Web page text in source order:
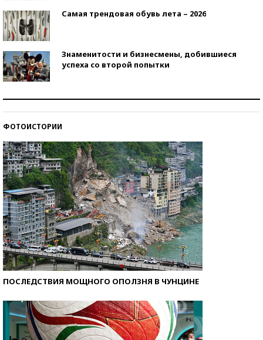
Самая трендовая обувь лета – 2026
Знаменитости и бизнесмены, добившиеся
успеха со второй попытки
ФОТОИСТОРИИ
ПОСЛЕДСТВИЯ МОЩНОГО ОПОЛЗНЯ В ЧУНЦИНЕ